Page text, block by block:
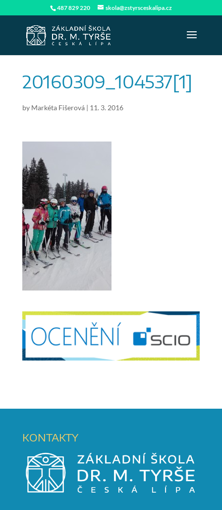
487 829 220 skola@zstyrsceskalipa.cz
20160309_104537[1]
by Markéta Fišerová| 11. 3. 2016
KONTAKTY